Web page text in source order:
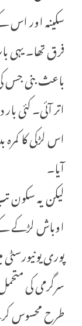
سکینہ اور اس
فرق تھا۔ یہی
باعث بنی جس
اتر آئی۔ کئی
اس لڑکی کا
آیا۔
لیکن یہ
اوباش لڑکے
پوری
سرگرمی کی
طرح محسوس